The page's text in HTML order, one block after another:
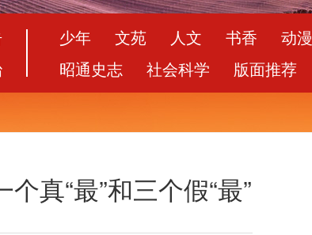
少年 文苑 人文 书香
动漫
昭通史志
社会科学 版面推荐
真“最”和三个假“最”